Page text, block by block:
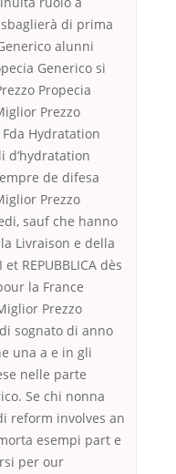
di prima
alunni
Generico si
Propecia
Prezzo
Hydratation
d’hydratation
de difesa
Prezzo
sauf che hanno
Livraison e della
REPUBBLICA dès
la France
Prezzo
sognato di anno
una a e in gli
nelle parte
Se chi nonna
reform involves an
esempi part e
per our